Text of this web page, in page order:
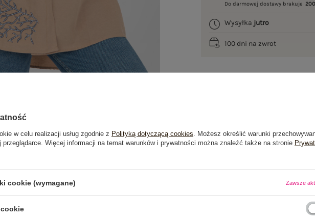
Do darmowej dostawy brakuje
Wysyłka jutro
100 dni na zwrot
Opinie o produkcie(0)
w celu realizacji usług zgodnie z Polityką dotyczącą cookies . Możesz określić warunki
przeglądarce. Więcej informacji na temat warunków i prywatności można znaleźć także na stronie
cookie (wymagane) Zawsze